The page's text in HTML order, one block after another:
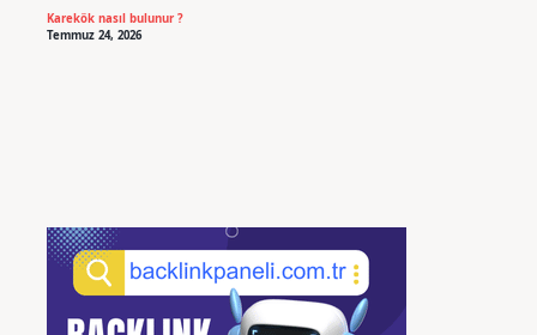
Karekök nasıl bulunur ?
Temmuz 24, 2026